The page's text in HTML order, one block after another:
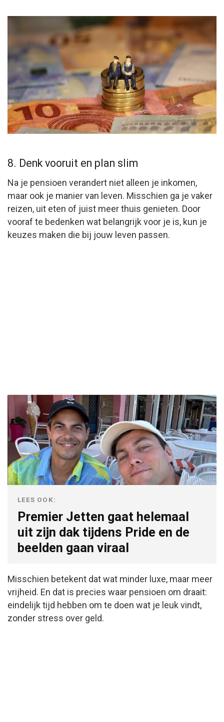
8. Denk vooruit en plan slim
Na je pensioen verandert niet alleen je inkomen,
maar ook je manier van leven. Misschien ga je vaker
reizen, uit eten of juist meer thuis genieten. Door
vooraf te bedenken wat belangrijk voor je is, kun je
keuzes maken die bij jouw leven passen.
LEES OOK:
Premier Jetten gaat helemaal
uit zijn dak tijdens Pride en de
beelden gaan viraal
Misschien betekent dat wat minder luxe, maar meer
vrijheid. En dat is precies waar pensioen om draait:
eindelijk tijd hebben om te doen wat je leuk vindt,
zonder stress over geld.